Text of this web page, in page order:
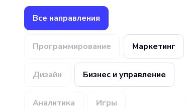
Все направления
Программирование Маркетинг
Дизайн Бизнес и управление
Аналитика Игры